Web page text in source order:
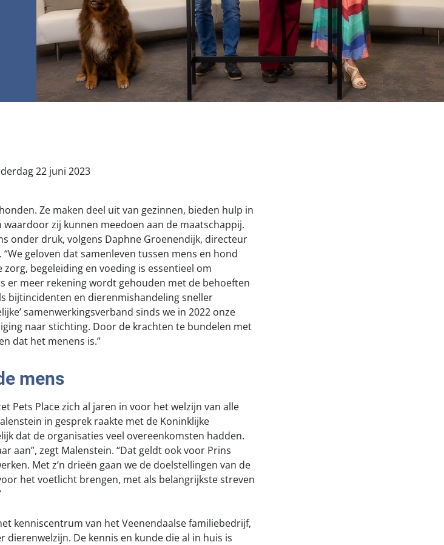
honden
Kom in actie
Honden voor Honden Loop
Vraag een donatiebox aan
Onze successen voor honden
22 juni 2023
Ze maken deel uit van gezinnen, bieden hulp in
zij kunnen meedoen aan de maatschappij.
onder druk, volgens Daphne Groenendijk, directeur
geloven dat samenleven tussen mens en hond
begeleiding en voeding is essentieel om
er meer rekening wordt gehouden met de behoeften
bijtincidenten en dierenmishandeling sneller
samenwerkingsverband sinds we in 2022 onze
naar stichting. Door de krachten te bundelen met
dat het menens is.”
mens
Pets Place zich al jaren in voor het welzijn van alle
in gesprek raakte met de Koninklijke
dat de organisaties veel overeenkomsten hadden.
aan”, zegt Malenstein. “Dat geldt ook voor Prins
Met z’n drieën gaan we de doelstellingen van de
het voetlicht brengen, met als belangrijkste streven
kenniscentrum van het Veenendaalse familiebedrijf,
De kennis en kunde die al in huis is